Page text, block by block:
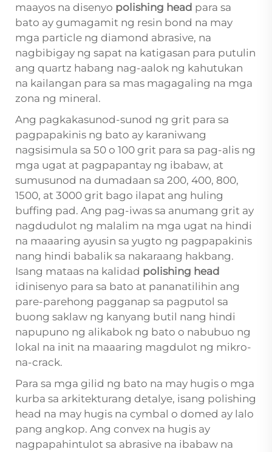
maayos na disenyo polishing head para sa
bato ay gumagamit ng resin bond na may
mga particle ng diamond abrasive, na
nagbibigay ng sapat na katigasan para putulin
ang quartz habang nag-aalok ng kahutukan
na kailangan para sa mas magagaling na mga
zona ng mineral.
Ang pagkakasunod-sunod ng grit para sa
pagpapakinis ng bato ay karaniwang
nagsisimula sa 50 o 100 grit para sa pag-alis ng
mga ugat at pagpapantay ng ibabaw, at
sumusunod na dumadaan sa 200, 400, 800,
1500, at 3000 grit bago ilapat ang huling
buffing pad. Ang pag-iwas sa anumang grit ay
nagdudulot ng malalim na mga ugat na hindi
na maaaring ayusin sa yugto ng pagpapakinis
nang hindi babalik sa nakaraang hakbang.
Isang mataas na kalidad polishing head
idinisenyo para sa bato at pananatilihin ang
pare-parehong pagganap sa pagputol sa
buong saklaw ng kanyang butil nang hindi
napupuno ng alikabok ng bato o nabubuo ng
lokal na init na maaaring magdulot ng mikro-
na-crack.
Para sa mga gilid ng bato na may hugis o mga
kurba sa arkitekturang detalye, isang polishing
head na may hugis na cymbal o domed ay lalo
pang angkop. Ang convex na hugis ay
nagpapahintulot sa abrasive na ibabaw na